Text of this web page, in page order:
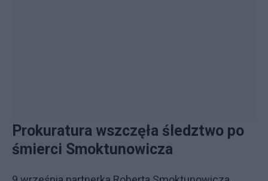
Prokuratura wszczęła śledztwo po
śmierci Smoktunowicza